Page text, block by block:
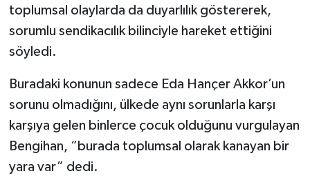
toplumsal olaylarda da duyarlılık göstererek,
sorumlu sendikacılık bilinciyle hareket ettiğini
söyledi.
Buradaki konunun sadece Eda Hançer Akkor’un
sorunu olmadığını, ülkede aynı sorunlarla karşı
karşıya gelen binlerce çocuk olduğunu vurgulayan
Bengihan, “burada toplumsal olarak kanayan bir
yara var” dedi.